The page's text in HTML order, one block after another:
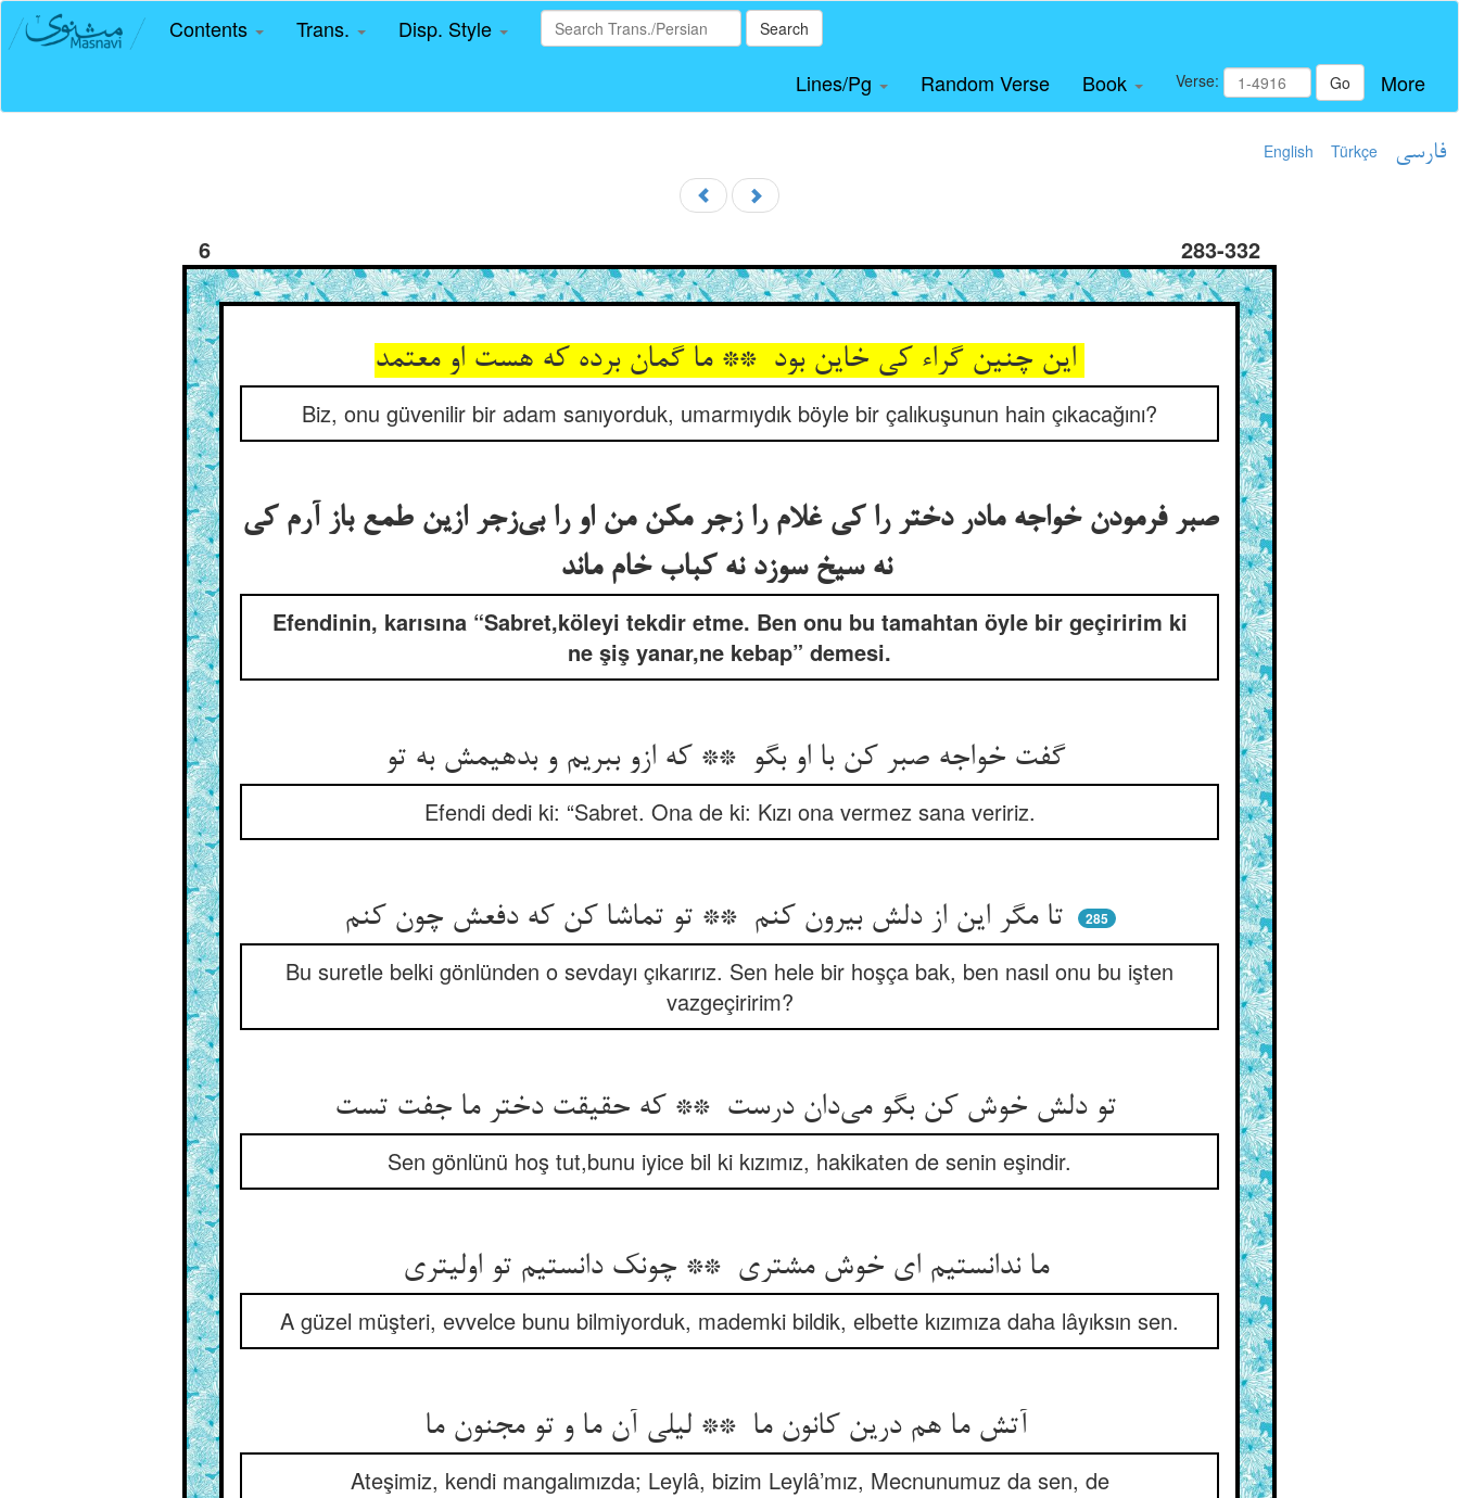
Contents Trans. Disp. Style Search
Lines/Pg Random Verse Book Verse: Go More
English Türkçe فارسی
6 283-332
Biz, onu güvenilir bir adam sanıyorduk, umarmıydık böyle bir çalıkuşunun hain çıkacağını?
صبر فرمودن خواجه مادر دختر را کی غلام را زجر مکن من او را بی‌زجر ازین طمع باز آرم کی
نه سیخ سوزد نه کباب خام ماند
Efendinin, karısına “Sabret,köleyi tekdir etme. Ben onu bu tamahtan öyle bir geçiririm ki
ne şiş yanar,ne kebap” demesi.
گفت خواجه صبر کن با او بگو ** که ازو ببریم و بدهیمش به تو
Efendi dedi ki: “Sabret. Ona de ki: Kızı ona vermez sana veririz.
تا مگر این از دلش بیرون کنم ** تو تماشا کن که دفعش چون کنم 285
Bu suretle belki gönlünden o sevdayı çıkarırız. Sen hele bir hoşça bak, ben nasıl onu bu işten
vazgeçiririm?
Sen gönlünü hoş tut,bunu iyice bil ki kızımız, hakikaten de senin eşindir.
ما ندانستیم ای خوش مشتری ** چونک دانستیم تو اولیتری
A güzel müşteri, evvelce bunu bilmiyorduk, mademki bildik, elbette kızımıza daha lâyıksın sen.
Ateşimiz, kendi mangalımızda; Leylâ, bizim Leylâ’mız, Mecnunumuz da sen, de